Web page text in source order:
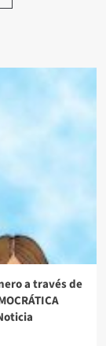
a través de